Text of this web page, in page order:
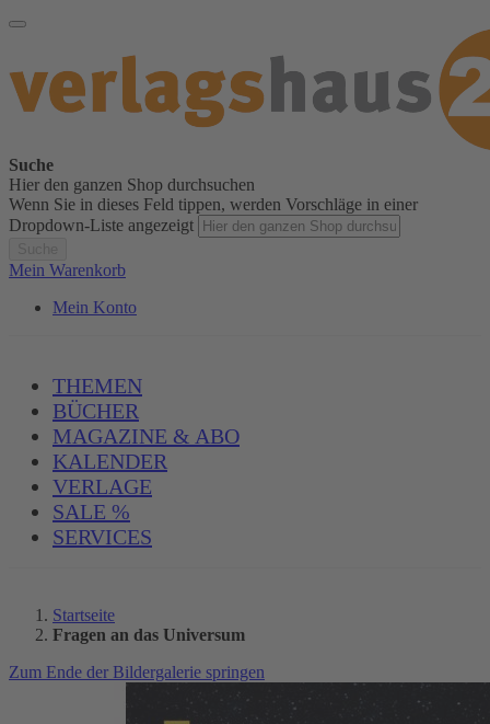
Suche
Hier den ganzen Shop durchsuchen
Wenn Sie in dieses Feld tippen, werden Vorschläge in einer
Dropdown-Liste angezeigt
Mein Warenkorb
Mein Konto
THEMEN
BÜCHER
MAGAZINE & ABO
KALENDER
VERLAGE
SALE %
SERVICES
Startseite
Fragen an das Universum
Zum Ende der Bildergalerie springen